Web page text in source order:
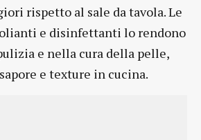
rispetto al sale da tavola. Le
e disinfettanti lo rendono
e nella cura della pelle,
e texture in cucina.